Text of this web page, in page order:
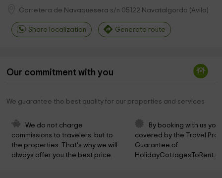
Carretera de Navaquesera s/n 05122 Navatalgordo (Avila)
Share localization Generate route
Our commitment with you
We guarantee the best quality for our properties and services
We do not charge
commissions to travelers, but to
the properties. That's why we will
always offer you the best price.
By booking with us
covered by the Travel
Guarantee of